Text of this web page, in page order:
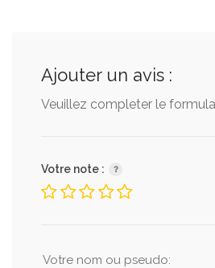
Ajouter un avis :
Veuillez completer le
Votre note :
Votre nom ou pseudo: